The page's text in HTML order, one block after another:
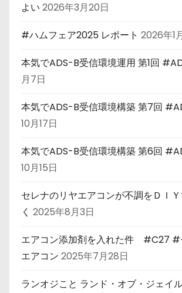
よい 2026年3月20日
#ハムフェア2025 レポート 2026年1
本気でADS-B受信環境運用 第1回
月7日
本気でADS-B受信環境構築 第7回
10月17日
本気でADS-B受信環境構築 第6回
10月15日
セレナのリヤエアコンが不調をＤＩ
く 2025年8月3日
エアコン添加剤を入れた件 #C27 #
エアコン 2025年7月28日
ランオジこと ランド・オブ・ジェ